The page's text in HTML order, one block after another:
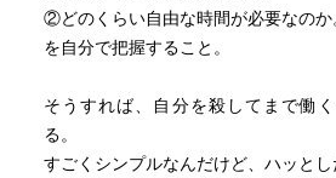
②どのくらい自由な時間が必要なのか
を自分で把握すること。
そうすれば、自分を殺してまで働
る。
すごくシンプルなんだけど、ハッとし